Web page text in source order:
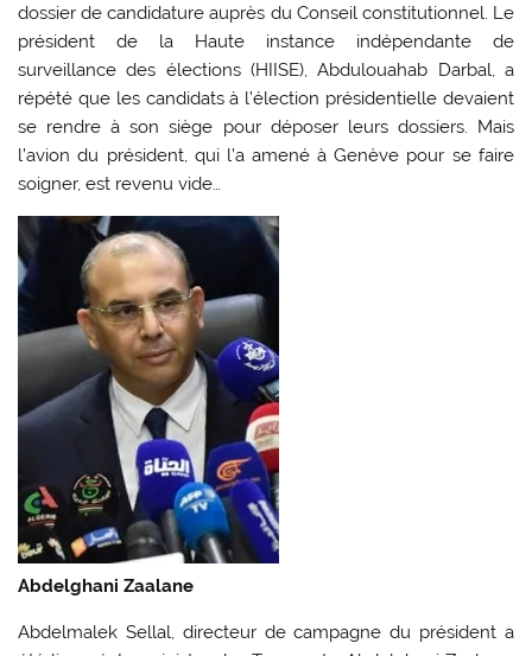
dossier de candidature auprès du Conseil constitutionnel. Le
président de la Haute instance indépendante de
surveillance des élections (HIISE), Abdulouahab Darbal, a
répété que les candidats à l’élection présidentielle devaient
se rendre à son siège pour déposer leurs dossiers. Mais
l’avion du président, qui l’a amené à Genève pour se faire
soigner, est revenu vide…
Abdelghani Zaalane
Abdelmalek Sellal, directeur de campagne du président a